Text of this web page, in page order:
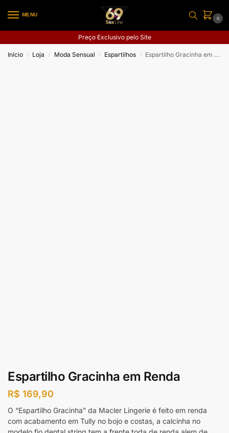
MENU
0
Preço Exclusivo pelo Site
Início / Loja / Moda Sensual / Espartilhos / Espartilho Gracinha em Renda
Espartilho Gracinha em Renda
R$ 169,90
O “Espartilho Gracinha” da Macler Lingerie é feito em renda
com acabamento em Tully no bojo e costas, a calcinha no